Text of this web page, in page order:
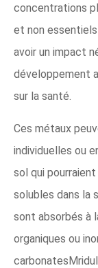
concentrations
et non
avoir un impact
développement
sur la santé.
Ces métaux
individuelles ou
sol qui
solubles dans la
sont absorbés à
organiques ou